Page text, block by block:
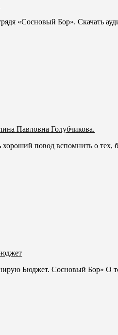
«Сосновый Бор». Скачать
Павловна Голубчикова.
повод вспомнить о тех,
Бюджет. Сосновый Бор» О